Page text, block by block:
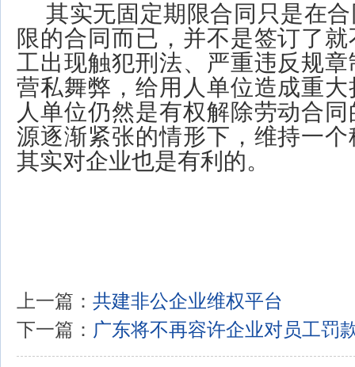
其实无固定期限合同只是在
限的合同而已，并不是签订了
工出现触犯刑法、严重违反规章
营私舞弊，给用人单位造成重大
人单位仍然是有权解除劳动合
源逐渐紧张的情形下，维持一
其实对企业也是有利的。
上一篇： 共建非公企业维权平台
下一篇： 广东将不再容许企业对员工罚